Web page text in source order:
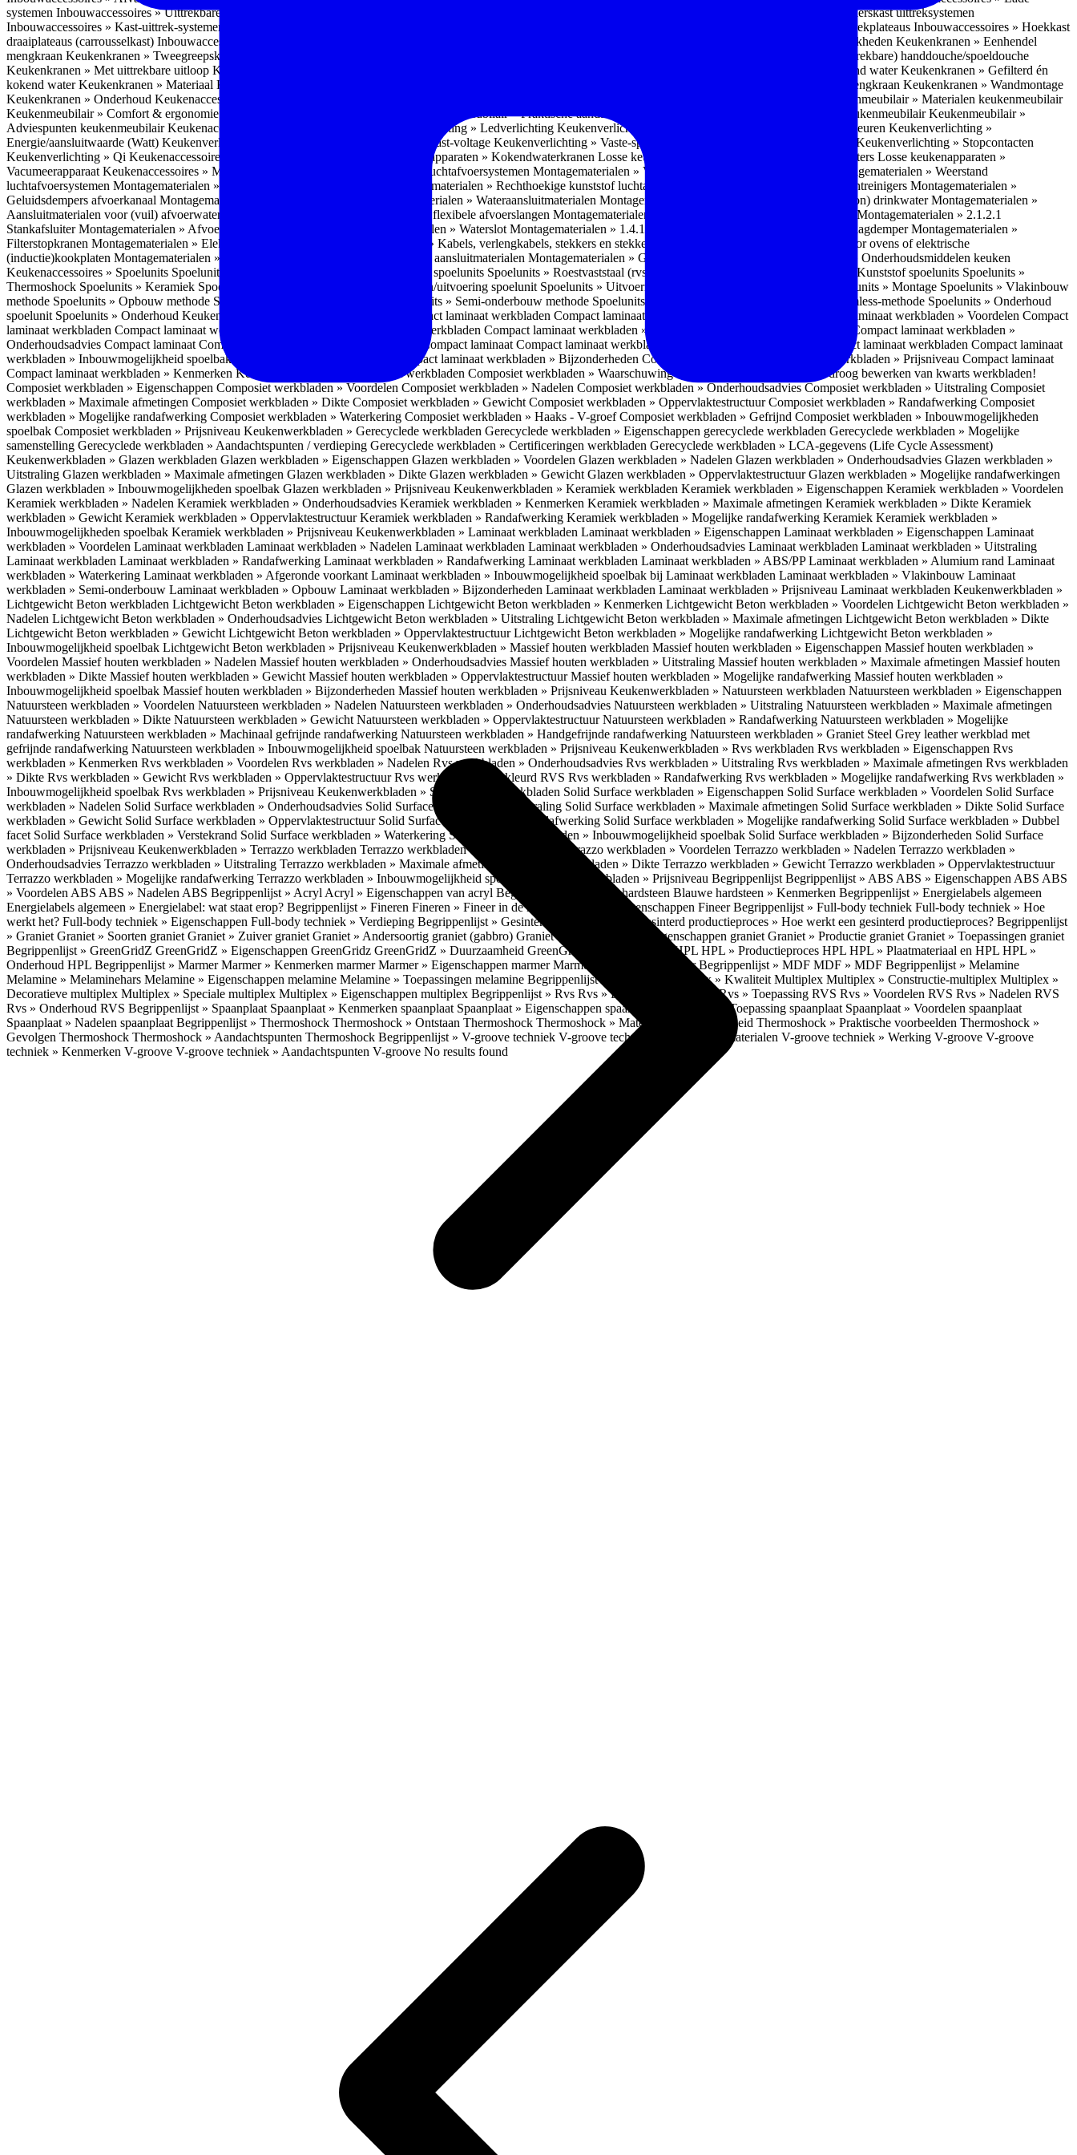
systemen Inbouwaccessoires » Uittrekbare ladesystemen
Inbouwaccessoires » Apothekerskast uittreksystemen
Inbouwaccessoires » Kast-uittrek-systemen
Inbouwaccessoires » Hoekkast uittrekplateaus Inbouwaccessoires » Hoekkast
draaiplateaus (carrousselkast) Inbouwaccessoires » Onderhoud Keukenkranen » Bedieningsmogelijkheden Keukenkranen » Eenhendel
mengkraan Keukenkranen » Tweegreepskraan
Keukenkranen » Met (uitrekbare) handdouche/spoeldouche
Keukenkranen » Met uittrekbare uitloop Keukenkranen » Gefilterd water Keukenkranen » Kokend waterKeukenkranen » Gefilterd én
kokend waterKeukenkranen » Materiaal Keukenkranen » Pvd Techniek (pvd) Keukenkranen » Bladmengkraan Keukenkranen » Wandmontage
Keukenkranen » Onderhoud Keukenaccessoires » Keukenmeubilair
Keukenmeubilair » Materialen keukenmeubilair
Keukenmeubilair » Comfort & ergonomie
Keukenmeubilair » Praktische aandachtspunten Keukenmeubilair » Duurzaamheid keukenmeubilairKeukenmeubilair »
Adviespunten keukenmeubilairKeukenaccessoires » Keukenverlichting Keukenverlichting » Ledverlichting Keukenverlichting » Installatie Keukenverlichting » Lichtkleuren Keukenverlichting »
Energie/aansluitwaarde (Watt) Keukenverlichting » Leddriver Keukenverlichting » Vast-voltage Keukenverlichting » Vaste-spanning
Keukenverlichting » Stopcontacten
Keukenverlichting » Qi Keukenaccessoires » Losse keukenapparaten Losse keukenapparaten » Kokendwaterkranen Losse keukenapparaten » Plintverwarming/plintheaters Losse keukenapparaten »
Vacumeerapparaat Keukenaccessoires » Montagematerialen Montagematerialen » Luchtafvoersystemen Montagematerialen » Verschillende Luchtafvoersystemen
Montagematerialen » Weerstand
luchtafvoersystemen Montagematerialen » Flexibele (ronde) afvoerslangen Montagematerialen » Rechthoekige kunststof luchtafvoersystemen Montagematerialen » Luchtreinigers Montagematerialen »
Geluidsdempers afvoerkanaal Montagematerialen » Aansluitmaterialen Montagematerialen » Wateraansluitmaterialen Montagematerialen » Aansluitmateriaal voor (schoon) drinkwaterMontagematerialen »
Aansluitmaterialen voor (vuil) afvoerwater sifons
Montagematerialen » 1.2.1 Ronde flexibele afvoerslangen Montagematerialen » Dempingsysteem van lades en deuren Montagematerialen » 2.1.2.1
StankafsluiterMontagematerialen » Afvoerpluggen t.b.v. spoelunits Montagematerialen » Waterslot Montagematerialen » 1.4.1 Plasmafilter Montagematerialen » WaterslagdemperMontagematerialen »
Filterstopkranen Montagematerialen » Elektra aansluitmateriaal Montagematerialen » Kabels, verlengkabels, stekkers en stekkerblokken
Montagematerialen » Kabels voor ovens of elektrische
(inductie)kookplaten Montagematerialen » Combiregelaar Montagematerialen » Gas aansluitmaterialen Montagematerialen » Gasaansluitmaterialen
Montagematerialen » Onderhoudsmiddelen keuken
Keukenaccessoires » Spoelunits Spoelunits » Types/soorten Spoelunits » Materialen spoelunits Spoelunits » Roestvaststaal (rvs) Spoelunits » Kunststof spoelunits Spoelunits »
Thermoshock Spoelunits » Keramiek Spoelunits » Tegelbakken Spoelunits » Design/uitvoering spoelunit Spoelunits » Uitvoering Spoelunits » Montage Spoelunits » Vlakinbouw
methode Spoelunits » Opbouw methode Spoelunits » Onderbouw methode Spoelunits » Semi-onderbouw methode Spoelunits » Tussenbouw methode Spoelunits » Rimless-methode Spoelunits » Onderhoud
spoelunit Spoelunits » Onderhoud Keukenwerkbladen Keukenwerkbladen » Compact laminaat werkbladen Compact laminaat werkbladen » Eigenschappen
Compact laminaat werkbladen » Voordelen Compact
laminaat werkbladen Compact laminaat werkbladen » Nadelen Compact laminaat werkbladen Compact laminaat werkbladen » Nanotech massief laminaat werkbladen
Compact laminaat werkbladen »
Onderhoudsadvies Compact laminaat Compact laminaat werkbladen » Uitstraling Compact laminaat Compact laminaat werkbladen » Mogelijke randafwerking Compact laminaat werkbladen Compact laminaat
werkbladen » Inbouwmogelijkheid spoelbak Compact laminaat werkbladen
Compact laminaat werkbladen » Bijzonderheden Compact laminaat
Compact laminaat werkbladen » Prijsniveau Compact laminaat
Compact laminaat werkbladen » Kenmerken Keukenwerkbladen » Composiet werkbladen Composiet werkbladen » Waarschuwing Monteurs: bescherm je bij het droog bewerken van kwarts werkbladen!
Composiet werkbladen » Eigenschappen Composiet werkbladen » Voordelen Composiet werkbladen » Nadelen Composiet werkbladen » OnderhoudsadviesComposiet werkbladen » Uitstraling Composiet
werkbladen » Maximale afmetingen Composiet werkbladen » Dikte Composiet werkbladen » Gewicht Composiet werkbladen » OppervlaktestructuurComposiet werkbladen » Randafwerking Composiet
werkbladen » Mogelijke randafwerking Composiet werkbladen » Waterkering Composiet werkbladen » Haaks - V-groefComposiet werkbladen » Gefrijnd Composiet werkbladen » Inbouwmogelijkheden
spoelbak Composiet werkbladen » Prijsniveau Keukenwerkbladen » Gerecyclede werkbladen Gerecyclede werkbladen » Eigenschappen gerecyclede werkbladen Gerecyclede werkbladen » Mogelijke
samenstelling Gerecyclede werkbladen » Aandachtspunten / verdieping Gerecyclede werkbladen » Certificeringen werkbladen Gerecyclede werkbladen » LCA-gegevens (Life Cycle Assessment)
Keukenwerkbladen » Glazen werkbladen Glazen werkbladen » Eigenschappen Glazen werkbladen » Voordelen Glazen werkbladen » Nadelen Glazen werkbladen » Onderhoudsadvies Glazen werkbladen »
Uitstraling Glazen werkbladen » Maximale afmetingen Glazen werkbladen » Dikte Glazen werkbladen » Gewicht Glazen werkbladen » OppervlaktestructuurGlazen werkbladen » Mogelijke randafwerkingen
Glazen werkbladen » Inbouwmogelijkheden spoelbak Glazen werkbladen » Prijsniveau Keukenwerkbladen » Keramiek werkbladen Keramiek werkbladen » Eigenschappen Keramiek werkbladen » Voordelen
Keramiek werkbladen » Nadelen Keramiek werkbladen » Onderhoudsadvies Keramiek werkbladen » Kenmerken Keramiek werkbladen » Maximale afmetingen Keramiek werkbladen » Dikte Keramiek
werkbladen » Gewicht Keramiek werkbladen » OppervlaktestructuurKeramiek werkbladen » Randafwerking Keramiek werkbladen » Mogelijke randafwerking Keramiek Keramiek werkbladen »
Inbouwmogelijkheden spoelbak Keramiek werkbladen » Prijsniveau Keukenwerkbladen » Laminaat werkbladen Laminaat werkbladen » Eigenschappen Laminaat werkbladen » Eigenschappen Laminaat
werkbladen » Voordelen Laminaat werkbladen Laminaat werkbladen » Nadelen Laminaat werkbladen Laminaat werkbladen » Onderhoudsadvies Laminaat werkbladen Laminaat werkbladen » Uitstraling
Laminaat werkbladen Laminaat werkbladen » Randafwerking Laminaat werkbladen » Randafwerking Laminaat werkbladen Laminaat werkbladen » ABS/PPLaminaat werkbladen » Alumium rand Laminaat
werkbladen » Waterkering Laminaat werkbladen » Afgeronde voorkant Laminaat werkbladen » Inbouwmogelijkheid spoelbak bij Laminaat werkbladen Laminaat werkbladen » Vlakinbouw Laminaat
werkbladen » Semi-onderbouw Laminaat werkbladen » Opbouw Laminaat werkbladen » Bijzonderheden Laminaat werkbladen Laminaat werkbladen » Prijsniveau Laminaat werkbladen Keukenwerkbladen »
Lichtgewicht Beton werkbladen Lichtgewicht Beton werkbladen » Eigenschappen Lichtgewicht Beton werkbladen » Kenmerken Lichtgewicht Beton werkbladen » Voordelen Lichtgewicht Beton werkbladen »
Nadelen Lichtgewicht Beton werkbladen » Onderhoudsadvies Lichtgewicht Beton werkbladen » Uitstraling Lichtgewicht Beton werkbladen » Maximale afmetingen Lichtgewicht Beton werkbladen » Dikte
Lichtgewicht Beton werkbladen » Gewicht Lichtgewicht Beton werkbladen » OppervlaktestructuurLichtgewicht Beton werkbladen » Mogelijke randafwerking Lichtgewicht Beton werkbladen »
Inbouwmogelijkheid spoelbak Lichtgewicht Beton werkbladen » Prijsniveau Keukenwerkbladen » Massief houten werkbladen Massief houten werkbladen » Eigenschappen Massief houten werkbladen »
Voordelen Massief houten werkbladen » Nadelen Massief houten werkbladen » Onderhoudsadvies Massief houten werkbladen » Uitstraling Massief houten werkbladen » Maximale afmetingen Massief houten
werkbladen » Dikte Massief houten werkbladen » Gewicht Massief houten werkbladen » OppervlaktestructuurMassief houten werkbladen » Mogelijke randafwerking Massief houten werkbladen »
Inbouwmogelijkheid spoelbak Massief houten werkbladen » Bijzonderheden Massief houten werkbladen » Prijsniveau Keukenwerkbladen » Natuursteen werkbladen Natuursteen werkbladen » Eigenschappen
Natuursteen werkbladen » Voordelen Natuursteen werkbladen » Nadelen Natuursteen werkbladen » Onderhoudsadvies Natuursteen werkbladen » Uitstraling Natuursteen werkbladen » Maximale afmetingen
Natuursteen werkbladen » Dikte Natuursteen werkbladen » Gewicht Natuursteen werkbladen » OppervlaktestructuurNatuursteen werkbladen » Randafwerking Natuursteen werkbladen » Mogelijke
randafwerking Natuursteen werkbladen » Machinaal gefrijnde randafwerking Natuursteen werkbladen » Handgefrijnde randafwerking Natuursteen werkbladen » Graniet Steel Grey leather werkblad met
gefrijnde randafwerking Natuursteen werkbladen » Inbouwmogelijkheid spoelbak Natuursteen werkbladen » Prijsniveau Keukenwerkbladen » Rvs werkbladen Rvs werkbladen » Eigenschappen Rvs
werkbladen » Kenmerken Rvs werkbladen » Voordelen Rvs werkbladen » Nadelen Rvs werkbladen » Onderhoudsadvies Rvs werkbladen » Uitstraling Rvs werkbladen » Maximale afmetingen Rvs werkbladen
» Dikte Rvs werkbladen » Gewicht Rvs werkbladen » OppervlaktestructuurRvs werkbladen » Gekleurd RVS Rvs werkbladen » Randafwerking Rvs werkbladen » Mogelijke randafwerking Rvs werkbladen »
Inbouwmogelijkheid spoelbak Rvs werkbladen » Prijsniveau Keukenwerkbladen » Solid Surface werkbladen Solid Surface werkbladen » Eigenschappen Solid Surface werkbladen » Voordelen Solid Surface
werkbladen » Nadelen Solid Surface werkbladen » Onderhoudsadvies Solid Surface werkbladen » Uitstraling Solid Surface werkbladen » Maximale afmetingen Solid Surface werkbladen » Dikte Solid Surface
werkbladen » Gewicht Solid Surface werkbladen » Oppervlaktestructuur Solid Surface werkbladen » Randafwerking Solid Surface werkbladen » Mogelijke randafwerking Solid Surface werkbladen » Dubbel
facet Solid Surface werkbladen » Verstekrand Solid Surface werkbladen » WaterkeringSolid Surface werkbladen » Inbouwmogelijkheid spoelbak Solid Surface werkbladen » Bijzonderheden Solid Surface
werkbladen » Prijsniveau Keukenwerkbladen » Terrazzo werkbladen Terrazzo werkbladen » Eigenschappen Terrazzo werkbladen » Voordelen Terrazzo werkbladen » Nadelen Terrazzo werkbladen »
Onderhoudsadvies Terrazzo werkbladen » Uitstraling Terrazzo werkbladen » Maximale afmetingen Terrazzo werkbladen » Dikte Terrazzo werkbladen » Gewicht Terrazzo werkbladen » Oppervlaktestructuur
Terrazzo werkbladen » Mogelijke randafwerking Terrazzo werkbladen » Inbouwmogelijkheid spoelbak Terrazzo werkbladen » Prijsniveau Begrippenlijst Begrippenlijst » ABS ABS » Eigenschappen ABS ABS
» Voordelen ABS ABS » Nadelen ABS Begrippenlijst » Acryl Acryl » Eigenschappen van acryl Begrippenlijst » Blauwe hardsteen Blauwe hardsteen » Kenmerken Begrippenlijst » Energielabels algemeen
Energielabels algemeen » Energielabel: wat staat erop? Begrippenlijst » Fineren Fineren » Fineer in de keuken Fineren » Eigenschappen FineerBegrippenlijst » Full-body techniek Full-body techniek » Hoe
werkt het? Full-body techniek » Eigenschappen Full-body techniek » Verdieping Begrippenlijst » Gesinterd productieproces Gesinterd productieproces » Hoe werkt een gesinterd productieproces? Begrippenlijst
» Graniet Graniet » Soorten graniet Graniet » Zuiver graniet Graniet » Andersoortig graniet (gabbro) Graniet » Gneis Graniet » Eigenschappen graniet Graniet » Productie graniet Graniet » Toepassingen graniet
Begrippenlijst » GreenGridZ GreenGridZ » Eigenschappen GreenGridz GreenGridZ » Duurzaamheid GreenGridz Begrippenlijst » HPL HPL » Productieproces HPL HPL » Plaatmateriaal en HPL HPL »
Onderhoud HPL Begrippenlijst » MarmerMarmer » Kenmerken marmerMarmer » Eigenschappen marmerMarmer » Productie marmerBegrippenlijst » MDF MDF » MDF Begrippenlijst » Melamine
Melamine » Melaminehars Melamine » Eigenschappen melamine Melamine » Toepassingen melamine Begrippenlijst » Multiplex Multiplex » Kwaliteit Multiplex Multiplex » Constructie-multiplex Multiplex »
Decoratieve multiplex Multiplex » Speciale multiplex Multiplex » Eigenschappen multiplex Begrippenlijst » Rvs Rvs » Eigenschappen RVS Rvs » Toepassing RVS Rvs » Voordelen RVS Rvs » Nadelen RVS
Rvs » Onderhoud RVS Begrippenlijst » Spaanplaat Spaanplaat » Kenmerken spaanplaat Spaanplaat » Eigenschappen spaanplaat Spaanplaat » Toepassing spaanplaat Spaanplaat » Voordelen spaanplaat
Spaanplaat » Nadelen spaanplaat Begrippenlijst » Thermoshock Thermoshock » Ontstaan Thermoshock Thermoshock » Materialen & gevoeligheid Thermoshock » Praktische voorbeelden Thermoshock »
Gevolgen Thermoshock Thermoshock » Aandachtspunten Thermoshock Begrippenlijst » V-groove techniek V-groove techniek » Toepasbare materialen V-groove techniek » Werking V-groove V-groove
techniek » Kenmerken V-groove V-groove techniek » Aandachtspunten V-groove No results found